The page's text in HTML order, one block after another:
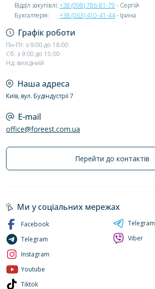
Відділ закупівлі:+38 (098) 786-81-79 - Сергій
Бухгалтерія:
+38 (063) 410-41-44- Ірина
Графік роботи
Пн-Пт: з 9:00 до 18:00
Сб: з 9:00 до 15:00
Нд: вихідний
Наша адреса
Київ, вул. Будіндустрії 7
E-mail
office@foreest.com.ua
Перейти до контактів
Ми у соціальних мережах
Facebook
Telegram
Instagram
Youtube
Tiktok
Telegram
Viber